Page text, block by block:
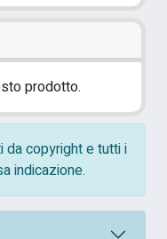
prodotto.
da copyright e tutti i
indicazione.